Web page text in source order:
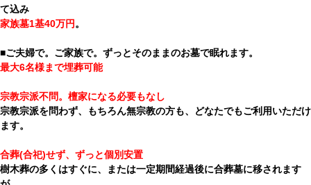
て込み
家族墓1基40万円。
■ご夫婦で。ご家族で。ずっとそのままのお墓で眠れます。
最大6名様まで埋葬可能
宗教宗派不問。 檀家になる必要もなし
宗教宗派を問わず、もちろん無宗教の方も、どなたでもご利用いただけ
ます。
合葬(合祀)せず、ずっと個別安置
樹木葬の多くはすぐに、または一定期間経過後に合葬墓に移されます